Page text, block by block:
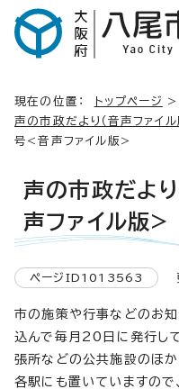
現在の位置： トップページ
声の市政だより（音声ファイル
号<音声ファイル版>
声の市政だよ
声ファイル版>
ページID1013563
市の施策や行事などのお
込んで毎月20日に発行し
張所などの公共施設のほか
各駅にも置いていますので